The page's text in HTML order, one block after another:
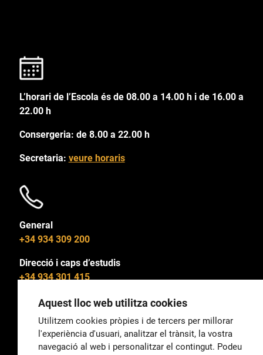
L’horari de l’Escola és de 08.00 a 14.00 h i de 16.00 a
22.00 h
Consergeria: de 8.00 a 22.00 h
Secretaria: veure horaris
General
+34 934 309 200
Direcció i caps d’estudis
+34 934 301 415
General
Aquest lloc web utilitza cookies
Utilitzem cookies pròpies i de tercers per millorar
l'experiència d'usuari, analitzar el trànsit, la vostra
navegació al web i personalitzar el contingut. Podeu